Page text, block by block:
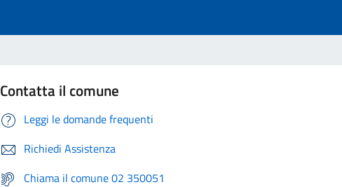
Contatta il comune
Leggi le domande frequenti
Richiedi Assistenza
Chiama il comune 02 350051